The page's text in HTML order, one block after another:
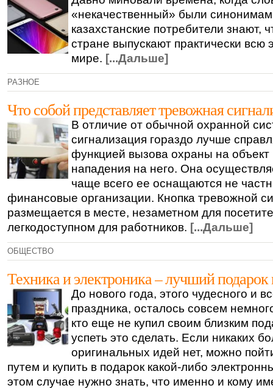
«некачественный» были
казахстанские потребители знают,
стране выпускают практически всю
мире. [...Дальше]
РАЗНОЕ
Что собой представляет тревожная
В отличие от обычной охранной
сигнализация гораздо лучше
функцией вызова охраны на объект
нападения на него. Она
чаще всего ее оснащаются не
финансовые организации. Кнопка тревожной
размещается в месте, незаметном для
легкодоступном для работников. [...Дальше]
ОБЩЕСТВО
Техника и электроника – лучший
До нового года, этого чудесного и
праздника, осталось совсем
кто еще не купил своим близким
успеть это сделать. Если никаких
оригинальных идей нет, можно
путем и купить в подарок какой-либо
этом случае нужно знать, что именно и кому